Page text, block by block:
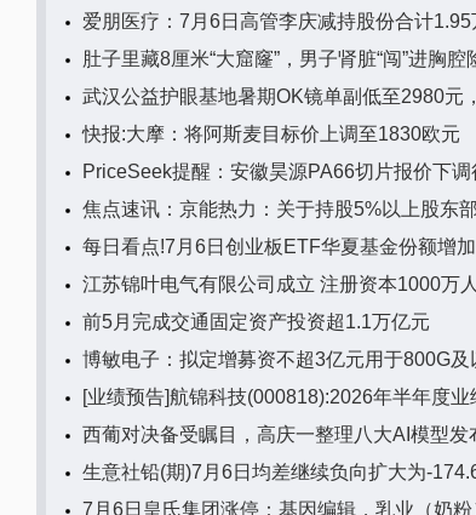
爱朋医疗：7月6日高管李庆减持股份合计1.95
肚子里藏8厘米“大窟窿”，男子肾脏“闯”进胸腔
武汉公益护眼基地暑期OK镜单副低至2980元
快报:大摩：将阿斯麦目标价上调至1830欧元
PriceSeek提醒：安徽昊源PA66切片报价下
焦点速讯：京能热力：关于持股5%以上股东
每日看点!7月6日创业板ETF华夏基金份额增
江苏锦叶电气有限公司成立 注册资本1000万
前5月完成交通固定资产投资超1.1万亿元
博敏电子：拟定增募资不超3亿元用于800G
[业绩预告]航锦科技(000818):2026年半年度业
西葡对决备受瞩目，高庆一整理八大AI模型发
生意社铅(期)7月6日均差继续负向扩大为-
7月6日皇氏集团涨停：基因编辑，乳业（奶